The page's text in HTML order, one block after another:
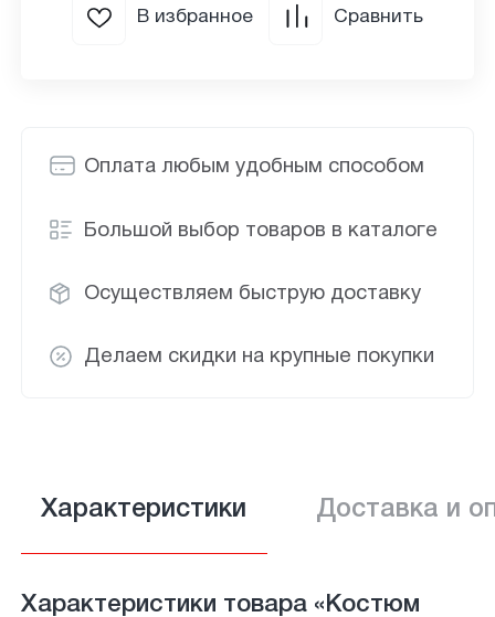
Оплата любым удобным способом
Большой выбор товаров в каталоге
Осуществляем быструю доставку
Делаем скидки на крупные покупки
В избранное Сравнить
Характеристики Доставка и
Характеристики товара «Костюм